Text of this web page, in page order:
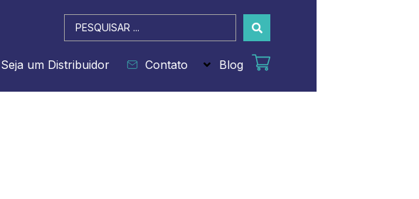
Pesquisar
...
Seja um Distribuidor Contato Blog